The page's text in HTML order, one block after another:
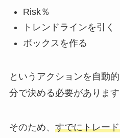
Risk％
トレンドラインを引く
ボックスを作る
というアクションを自動
分で決める必要があります
そのため、 すでにトレー